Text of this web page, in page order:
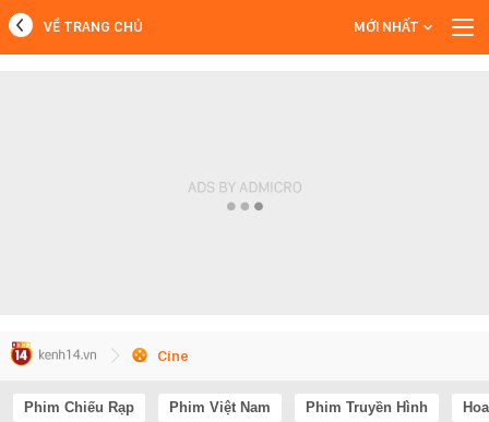
VỀ TRANG CHỦ MỚI NHẤT
Cine
Phim Chiếu Rạp Phim Việt Nam Phim Truyền Hình